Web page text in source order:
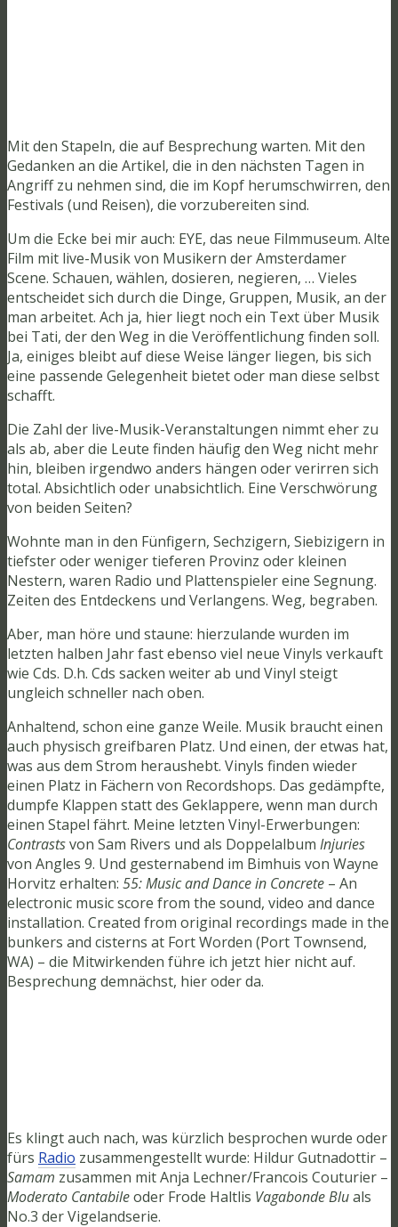
Mit den Stapeln, die auf Besprechung warten. Mit den
Gedanken an die Artikel, die in den nächsten Tagen in
Angriff zu nehmen sind, die im Kopf herumschwirren, den
Festivals (und Reisen), die vorzubereiten sind.
Um die Ecke bei mir auch: EYE, das neue Filmmuseum. Alte
Film mit live-Musik von Musikern der Amsterdamer
Scene. Schauen, wählen, dosieren, negieren, … Vieles
entscheidet sich durch die Dinge, Gruppen, Musik, an der
man arbeitet. Ach ja, hier liegt noch ein Text über Musik
bei Tati, der den Weg in die Veröffentlichung finden soll.
Ja, einiges bleibt auf diese Weise länger liegen, bis sich
eine passende Gelegenheit bietet oder man diese selbst
schafft.
Die Zahl der live-Musik-Veranstaltungen nimmt eher zu
als ab, aber die Leute finden häufig den Weg nicht mehr
hin, bleiben irgendwo anders hängen oder verirren sich
total. Absichtlich oder unabsichtlich. Eine Verschwörung
von beiden Seiten?
Wohnte man in den Fünfigern, Sechzigern, Siebizigern in
tiefster oder weniger tieferen Provinz oder kleinen
Nestern, waren Radio und Plattenspieler eine Segnung.
Zeiten des Entdeckens und Verlangens. Weg, begraben.
Aber, man höre und staune: hierzulande wurden im
letzten halben Jahr fast ebenso viel neue Vinyls verkauft
wie Cds. D.h. Cds sacken weiter ab und Vinyl steigt
ungleich schneller nach oben.
Anhaltend, schon eine ganze Weile. Musik braucht einen
auch physisch greifbaren Platz. Und einen, der etwas hat,
was aus dem Strom heraushebt. Vinyls finden wieder
einen Platz in Fächern von Recordshops. Das gedämpfte,
dumpfe Klappen statt des Geklappere, wenn man durch
einen Stapel fährt. Meine letzten Vinyl-Erwerbungen:
Contrastsvon Sam Rivers und als Doppelalbum Injuries
von Angles 9. Und gesternabend im Bimhuis von Wayne
Horvitz erhalten: 55: Music and Dance in Concrete – An
electronic music score from the sound, video and dance
installation. Created from original recordings made in the
bunkers and cisterns at Fort Worden (Port Townsend,
WA) – die Mitwirkenden führe ich jetzt hier nicht auf.
Besprechung demnächst, hier oder da.
Es klingt auch nach, was kürzlich besprochen wurde oder
fürs Radio zusammengestellt wurde: Hildur Gutnadottir –
Samam zusammen mit Anja Lechner/Francois Couturier –
Moderato Cantabileoder Frode Haltlis Vagabonde Bluals
No.3 der Vigelandserie.